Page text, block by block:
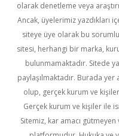
olarak denetleme veya
Ancak, üyelerimiz yazdıkları
siteye üye olarak bu
sitesi, herhangi bir marka,
bulunmamaktadır. Sitede
paylaşılmaktadır. Burada
olup, gerçek kurum ve
Gerçek kurum ve kişiler ile
Sitemiz, kar amacı